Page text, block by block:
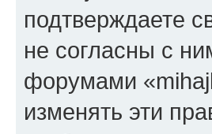
подтверждаете
не согласны с
форумами
изменять эти